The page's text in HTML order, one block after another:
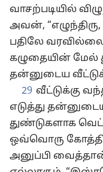
வாசற்படியில்
அவன்,
பதிலே
கழுதையின் மேல்
தன்னுடைய
29 வீட்டுக்கு
எடுத்து
துண்டுகளாக
ஒவ்வொரு
அனுப்பி